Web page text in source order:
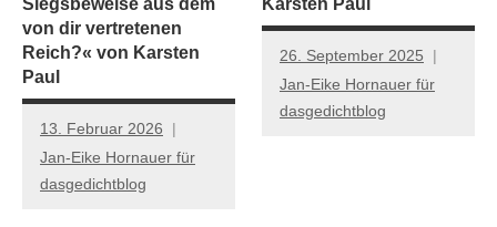
Siegsbeweise aus dem
von dir vertretenen
Reich?« von Karsten
Paul
13. Februar 2026
Jan-Eike Hornauer für
dasgedichtblog
Karsten Paul
26. September 2025
Jan-Eike Hornauer für
dasgedichtblog